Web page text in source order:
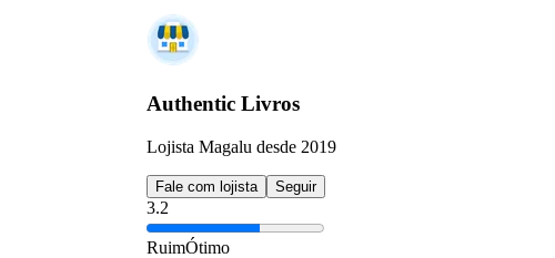
Authentic Livros
Lojista Magalu desde 2019
Fale com lojista Seguir
3.2
RuimÓtimo